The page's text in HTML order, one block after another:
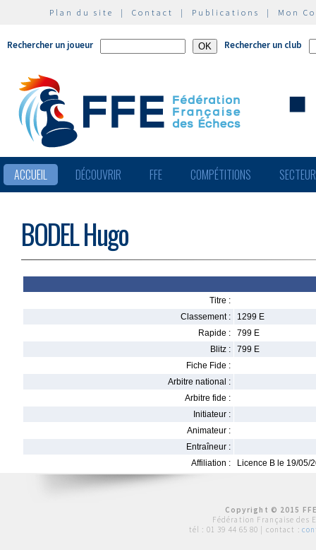
Plan du site | Contact | Publications | Mon
Rechercher un joueur Rechercher un club
ACCUEIL DÉCOUVRIR FFE COMPÉTITIONS
BODEL Hugo
Titre :
Classement :
1299 E
Rapide :
799 E
Blitz :
799 E
Fiche Fide :
Arbitre national :
Arbitre fide :
Initiateur :
Animateur :
Entraîneur :
Affiliation :
Licence B le 19/05/
Copyright © 2015
Fédération Française des
tél : 01 39 44 65 80 | contact :